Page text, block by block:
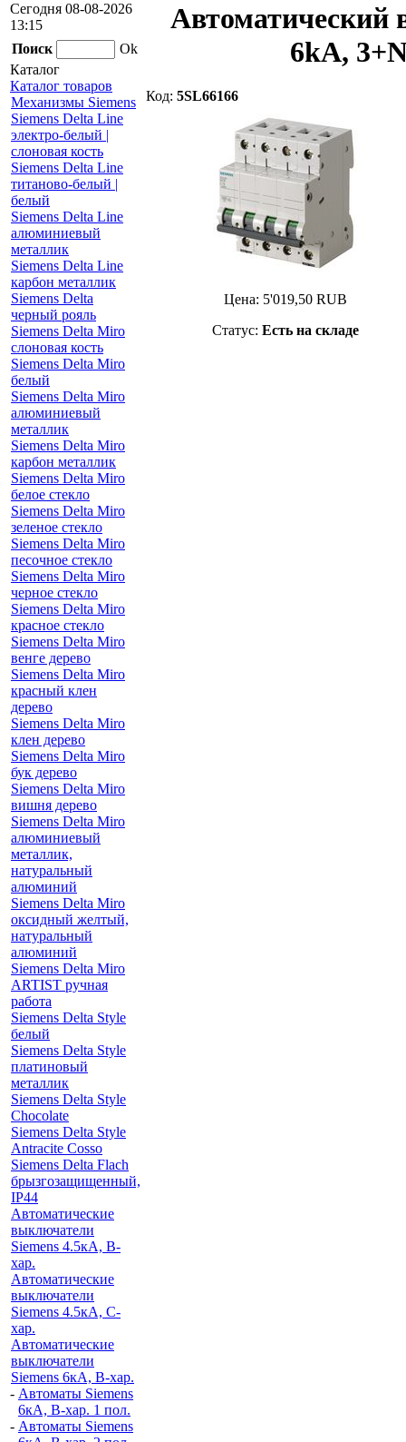
Сегодня 08-08-2026
13:15
Поиск
Ok
Каталог
Каталог товаров
Механизмы Siemens
Siemens Delta Line
электро-белый |
слоновая кость
Siemens Delta Line
титаново-белый |
белый
Siemens Delta Line
алюминиевый
металлик
Siemens Delta Line
карбон металлик
Siemens Delta
черный рояль
Siemens Delta Miro
слоновая кость
Siemens Delta Miro
белый
Siemens Delta Miro
алюминиевый
металлик
Siemens Delta Miro
карбон металлик
Siemens Delta Miro
белое стекло
Siemens Delta Miro
зеленое стекло
Siemens Delta Miro
песочное стекло
Siemens Delta Miro
черное стекло
Siemens Delta Miro
красное стекло
Siemens Delta Miro
венге дерево
Siemens Delta Miro
красный клен
дерево
Siemens Delta Miro
клен дерево
Siemens Delta Miro
бук дерево
Siemens Delta Miro
вишня дерево
Siemens Delta Miro
алюминиевый
металлик,
натуральный
алюминий
Siemens Delta Miro
оксидный желтый,
натуральный
алюминий
Siemens Delta Miro
ARTIST ручная
работа
Siemens Delta Style
белый
Siemens Delta Style
платиновый
металлик
Siemens Delta Style
Chocolate
Siemens Delta Style
Antracite Cosso
Siemens Delta Flach
брызгозащищенный,
IP44
Автоматические
выключатели
Siemens 4.5кА, B-
хар.
Автоматические
выключатели
Siemens 4.5кА, C-
хар.
Автоматические
выключатели
Siemens 6кА, B-хар.
- Автоматы Siemens
6кА, B-хар. 1 пол.
- Автоматы Siemens
Автоматический
6kA,
Код: 5SL66166
Цена: 5'019,50RUB
Статус: Есть на складе